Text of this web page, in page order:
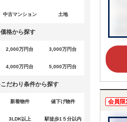
会員限
中古マンション 土地
価格から探す
2,000万円台 3,000万円台
4,000万円台 5,000万円台
こだわり条件から探す
新着物件 値下げ物件
3LDK以上 駅徒歩1５分以内